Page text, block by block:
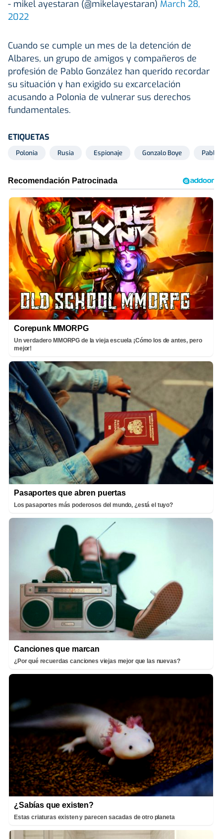
- mikel ayestaran (@mikelayestaran) March 28,
2022
Cuando se cumple un mes de la detención de
Albares, un grupo de amigos y compañeros de
profesión de Pablo González han querido recordar
su situación y han exigido su excarcelación
acusando a Polonia de vulnerar sus derechos
fundamentales.
ETIQUETAS
Polonia Rusia Espionaje Gonzalo Boye Pablo
Corepunk MMORPG
Un verdadero MMORPG de la vieja escuela ¡Cómo los de antes, pero
mejor!
Pasaportes que abren puertas
Los pasaportes más poderosos del mundo, ¿está el tuyo?
Canciones que marcan
¿Por qué recuerdas canciones viejas mejor que las nuevas?
¿Sabías que existen?
Estas criaturas existen y parecen sacadas de otro planeta